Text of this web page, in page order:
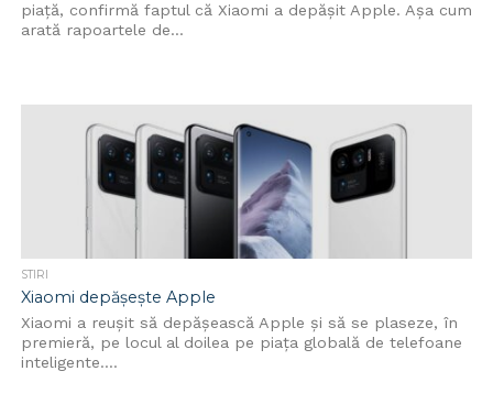
piață, confirmă faptul că Xiaomi a depășit Apple. Așa cum
arată rapoartele de...
STIRI
Xiaomi depășește Apple
Xiaomi a reușit să depășească Apple și să se plaseze, în
premieră, pe locul al doilea pe piața globală de telefoane
inteligente....